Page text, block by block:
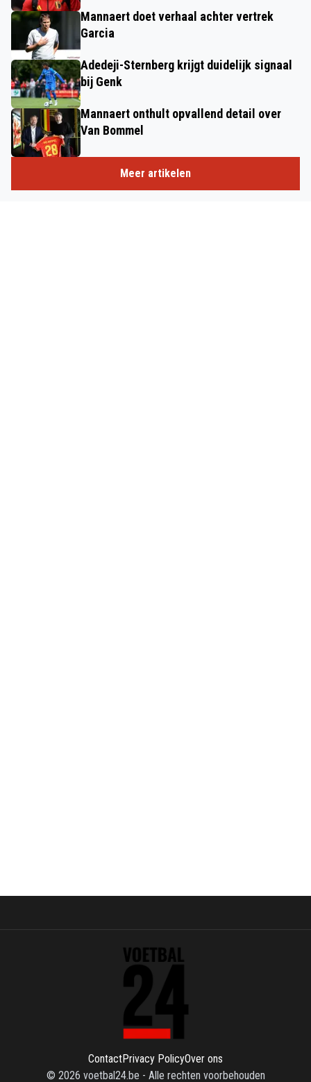
Mannaert doet verhaal achter vertrek
Garcia
Adedeji-Sternberg krijgt duidelijk signaal
bij Genk
Mannaert onthult opvallend detail over
Van Bommel
Meer artikelen
ContactPrivacy PolicyOver ons
© 2026 voetbal24.be - Alle rechten voorbehouden